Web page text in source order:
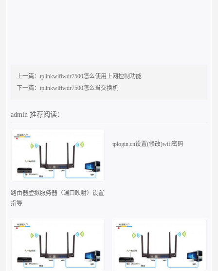
上一篇：tplinkwifiwdr7500怎么使用上网控制功能
下一篇：tplinkwifiwdr7500怎么当交换机
admin推荐阅读：
路由器虚拟服务器（端口映射）设置
指导
tplogin.cn设置(修改)wifi密码